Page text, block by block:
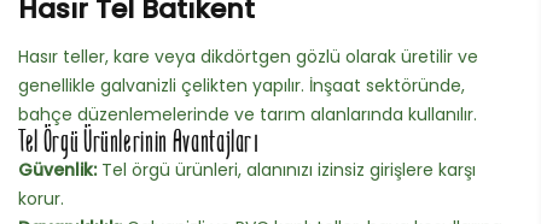
Hasır Tel Batıkent
Hasır teller, kare veya dikdörtgen gözlü olarak üretilir ve
genellikle galvanizli çelikten yapılır. İnşaat sektöründe,
bahçe düzenlemelerinde ve tarım alanlarında kullanılır.
Tel Örgü Ürünlerinin Avantajları
Güvenlik:Tel örgü ürünleri, alanınızı izinsiz girişlere karşı
korur.